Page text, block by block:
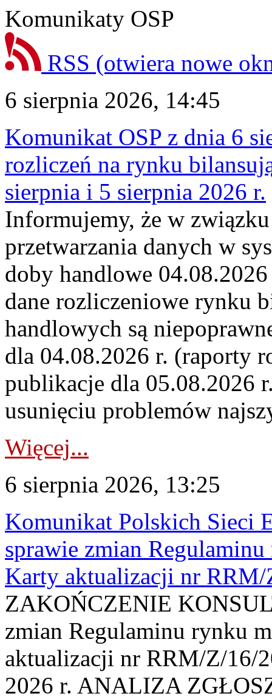
Komunikaty OSP
RSS (otwiera nowe
6 sierpnia 2026, 14:45
Komunikat OSP z dnia 6
rozliczeń na rynku
sierpnia i 5 sierpnia 2026 r.
Informujemy, że w
przetwarzania danych w
doby handlowe
dane rozliczeniowe rynku
handlowych są
dla 04.08.2026 r. (raporty
publikacje dla 05.08.2026
usunięciu problemów
Więcej...
6 sierpnia 2026, 13:25
Komunikat Polskich Sieci
sprawie zmian
Karty aktualizacji nr
ZAKOŃCZENIE
zmian Regulaminu rynku
aktualizacji nr RRM/Z/16/
2026 r. ANALIZA